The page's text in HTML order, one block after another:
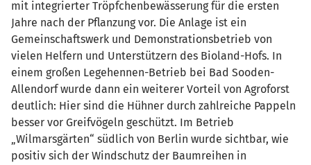
mit integrierter Tröpfchenbewässerung für die ersten
Jahre nach der Pflanzung vor. Die Anlage ist ein
Gemeinschaftswerk und Demonstrationsbetrieb von
vielen Helfern und Unterstützern des Bioland-Hofs. In
einem großen Legehennen-Betrieb bei Bad Sooden-
Allendorf wurde dann ein weiterer Vorteil von Agroforst
deutlich: Hier sind die Hühner durch zahlreiche Pappeln
besser vor Greifvögeln geschützt. Im Betrieb
„Wilmarsgärten“ südlich von Berlin wurde sichtbar, wie
positiv sich der Windschutz der Baumreihen in